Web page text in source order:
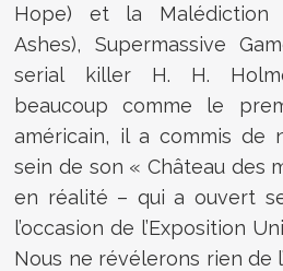
Hope) et la Malédiction
Ashes), Supermassive
serial killer H. H.
beaucoup comme le
américain, il a commis de
sein de son « Château des
en réalité – qui a ouvert
l’occasion de l’Exposition
Nous ne révélerons rien de